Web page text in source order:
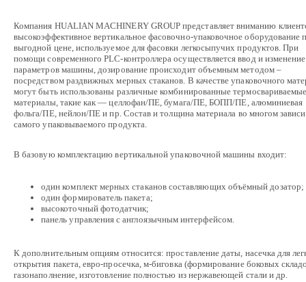
Компания HUALIAN MACHINERY GROUP представляет вниманию
высокоэффективное вертикальное фасовочно-упаковочное оборудование
выгодной цене, используемое для фасовки легкосыпучих продуктов. При
помощи современного PLC-контроллера осуществляется ввод и изменение
параметров машины, дозирование происходит объемным методом –
посредством раздвижных мерных стаканов. В качестве упаковочного
могут быть использованы различные комбинированные
материалы, такие как — целлофан/ПЕ, бумага/ПЕ, БОПП/ПЕ, алюминиевая
фольга/ПЕ, нейлон/ПЕ и пр. Состав и толщина материала во многом
самого упаковываемого продукта.
В базовую комплектацию вертикальной упаковочной машины входит:
один комплект мерных стаканов составляющих объёмный дозатор;
один формирователь пакета;
высокоточный фотодатчик;
панель управления с англоязычным интерфейсом.
К дополнительным опциям относится: проставление даты, насечка для
открытия пакета, евро-просечка, м-биговка (формирование боковых
газонаполнение, изготовление полностью из нержавеющей стали и др.